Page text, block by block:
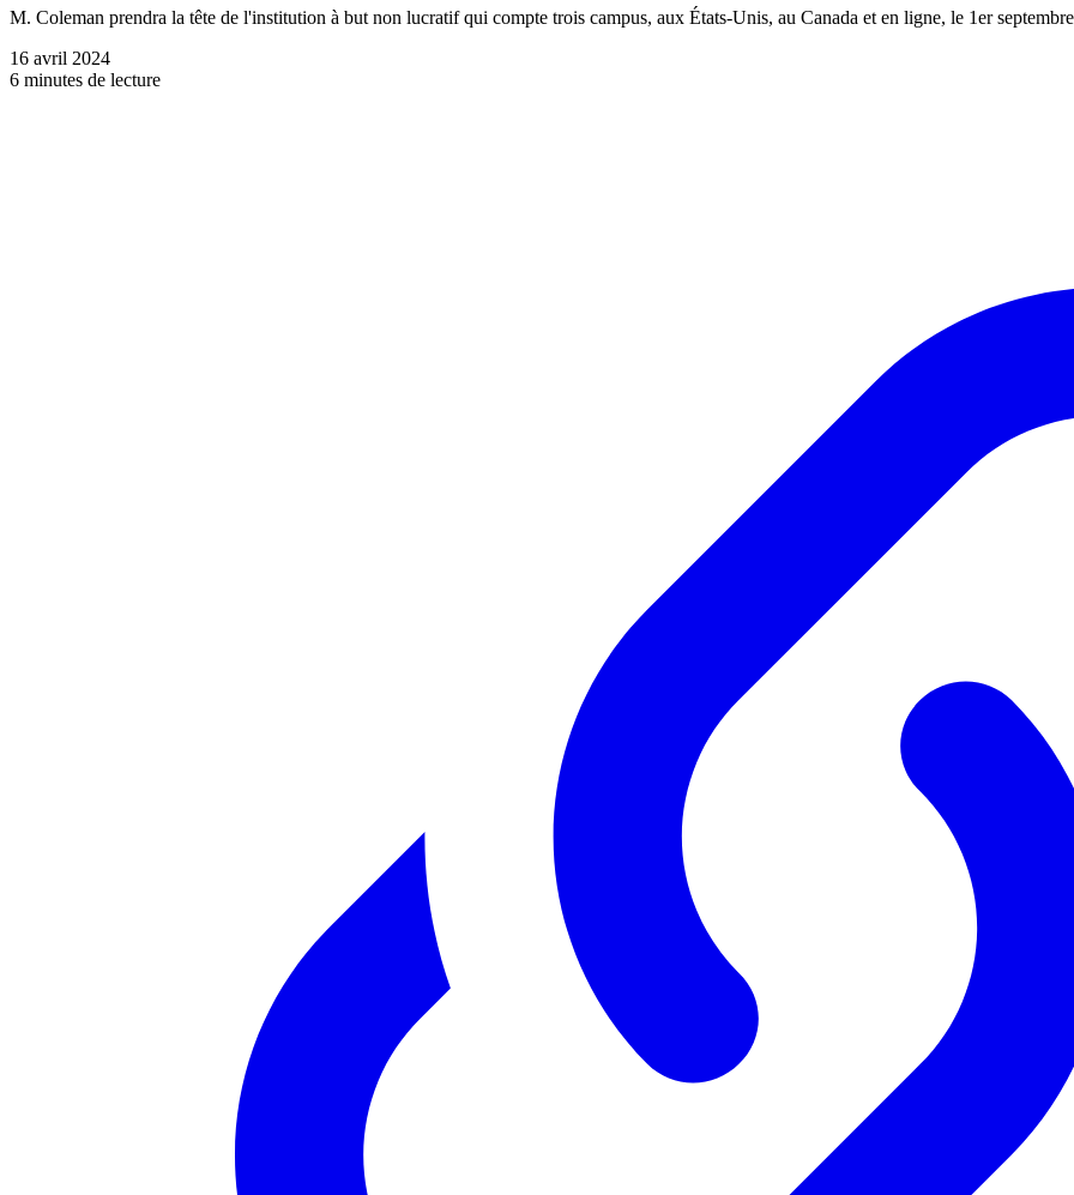
M. Coleman prendra la tête de l'institution à but non lucratif qui compte trois campus, aux États-Unis, au Canada et en ligne, le 1er
16 avril 2024
6 minutes de lecture